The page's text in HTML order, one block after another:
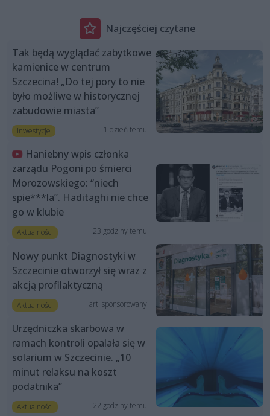
Najczęściej czytane
Tak będą wyglądać zabytkowe
kamienice w centrum
Szczecina! „Do tej pory to nie
było możliwe w historycznej
zabudowie miasta”
Inwestycje 1 dzień temu
Haniebny wpis członka
zarządu Pogoni po śmierci
Morozowskiego: “niech
spie***la”. Haditaghi nie chce
go w klubie
Aktualności 23 godziny temu
Nowy punkt Diagnostyki w
Szczecinie otworzył się wraz z
akcją profilaktyczną
Aktualności art. sponsorowany
Urzędniczka skarbowa w
ramach kontroli opalała się w
solarium w Szczecinie. „10
minut relaksu na koszt
podatnika”
Aktualności 22 godziny temu